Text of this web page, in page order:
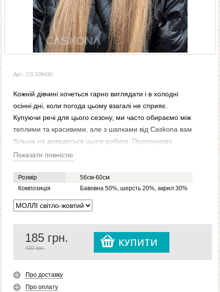
Арт.: CS 109430
Кожній дівчині хочеться гарно виглядати і в холодні
осінні дні, коли погода цьому взагалі не сприяє.
Купуючи речі для цього сезону, ми часто обираємо між
теплими та красивими, але з шапками від Caskona вам
більше не доведеться цього робити. Пропонуємо
модель Molly, що чудово виглядає, за рахунок
того ж зможе зігріти вас у негоду. Вона подвійна,
виконана з коттонової пряжі і відрізняється високою
якістю.
Показати повністю
Розмір
56см-60см
Композиція
Бавовна 50%, шерсть 20%, акрил 30%
185 грн.
420 грн. КУПИТИ
Про доставку
Про оплату